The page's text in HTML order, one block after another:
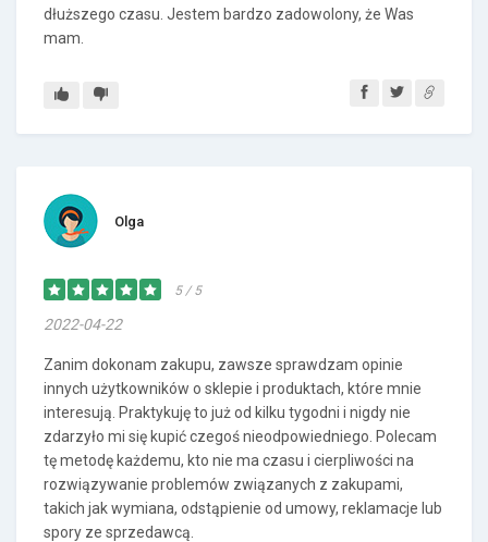
dłuższego czasu. Jestem bardzo zadowolony, że Was
mam.
Olga
5 / 5
2022-04-22
Zanim dokonam zakupu, zawsze sprawdzam opinie
innych użytkowników o sklepie i produktach, które mnie
interesują. Praktykuję to już od kilku tygodni i nigdy nie
zdarzyło mi się kupić czegoś nieodpowiedniego. Polecam
tę metodę każdemu, kto nie ma czasu i cierpliwości na
rozwiązywanie problemów związanych z zakupami,
takich jak wymiana, odstąpienie od umowy, reklamacje lub
spory ze sprzedawcą.